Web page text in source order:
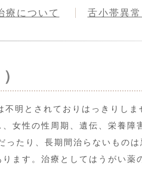
療について
舌小帯異
明とされておりはっきりしま
女性の性周期、遺伝、栄養障
たり、長期間治らないものは
ます。治療としてはうがい薬